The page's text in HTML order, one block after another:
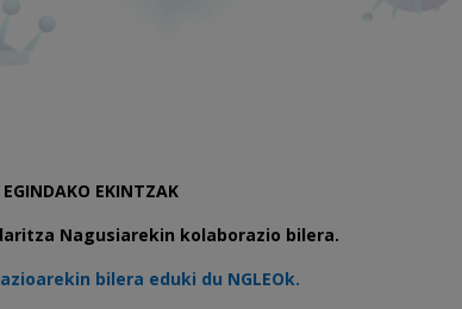
EKINTZAK
Nagusiarekin kolaborazio bilera.
bilera eduki du NGLEOk.